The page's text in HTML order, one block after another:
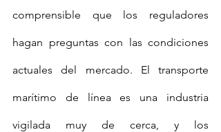
comprensible que los reguladores
hagan preguntas con las condiciones
actuales del mercado. El transporte
marítimo de línea es una industria
vigilada muy de cerca, y los